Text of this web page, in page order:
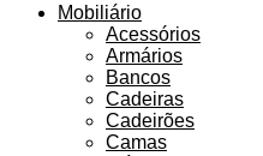
Mobiliário
Acessórios
Armários
Bancos
Cadeiras
Cadeirões
Camas